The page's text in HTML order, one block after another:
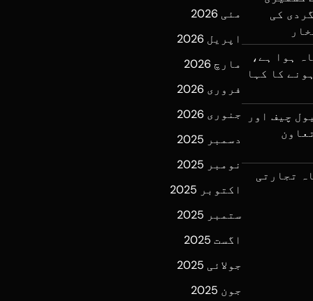
کی
ہوا ہے،
ہونے کا کہا
چیف اور
پہلےماہ تجارتی
مئی 2026
اپریل 2026
مارچ 2026
فروری 2026
جنوری 2026
دسمبر 2025
نومبر 2025
اکتوبر 2025
ستمبر 2025
اگست 2025
جولائی 2025
جون 2025